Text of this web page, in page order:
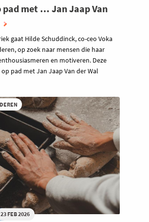
pad met … Jan Jaap Van
gaat Hilde Schuddinck, co-ceo Voka
op zoek naar mensen die haar
en motiveren. Deze
op pad met Jan Jaap Van der Wal
23 FEB 2026